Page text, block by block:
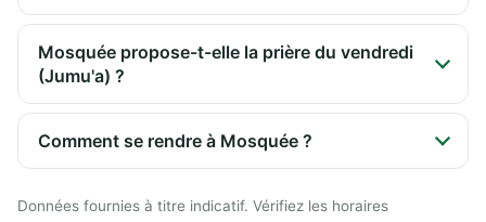
Mosquée propose-t-elle la prière du vendredi
(Jumu'a) ?
Comment se rendre à Mosquée ?
Données fournies à titre indicatif. Vérifiez les horaires